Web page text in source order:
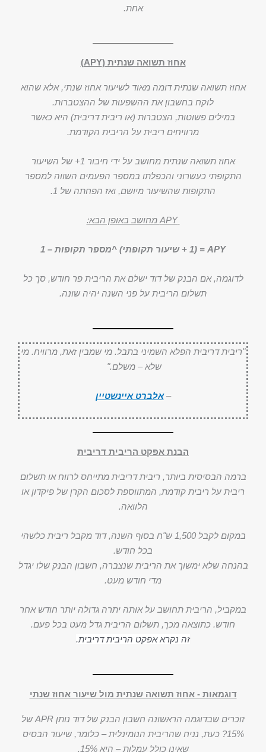
אחת.
אחוז תשואה שנתית (APY)
אחוז תשואה שנתית דומה מאוד לשיעור אחוז שנתי, אלא שהוא
לוקח בחשבון את ההשפעות של ההצטברות.
במילים פשוטות, הצטברות (או ריבית דריבית) היא כאשר
מרוויחים ריבית על הריבית הקודמת.
אחוז תשואה שנתית מחושב על ידי חיבור 1+ של השיעור
התקופתי כעשרוני והכפלתו במספר הפעמים השווה למספר
התקופות שהשיעור מיושם, ואז הפחתה של 1.
APY מחושב באופן הבא:
APY = (1 + שיעור תקופתי) ^מספר תקופות – 1
לדוגמה, אם הבנק של דוד ישלם את הריבית פר חודש, סך כל
תשלום הריבית על פני השנה יהיה שונה.
"ריבית דריבית הפלא השמיני בתבל. מי שמבין זאת, מרוויח. מי
שלא – משלם."
–אלברט איינשטיין
הבנת אפקט הריבית דריבית
ברמה הבסיסית ביותר, ריבית דריבית מתייחס לרווח או תשלום
ריבית על ריבית קודמת, המתווספת לסכום הקרן של פיקדון או
הלוואה.
במקום לקבל 1,500 ש"ח בסוף השנה, דוד מקבל ריבית כלשהי
בכל חודש.
בהנחה שלא ימשוך את הריבית שנצברה, חשבון הבנק שלו יגדל
מדי חודש מעט.
במקביל, הריבית תחושב על אותה יתרה גדולה יותר חודש אחר
חודש. כתוצאה מכך, תשלום הריבית גדל מעט בכל פעם.
זה נקרא אפקט הריבית דריבית.
דוגמאות - אחוז תשואה שנתית מול שיעור אחוז שנתי
זוכרים שבדוגמה הראשונה חשבון הבנק של דוד נותן APR של
15%? כעת, נניח שהריבית הנומינלית – כלומר, שיעור הבסיס
שאינו כולל עמלות – היא 15%.